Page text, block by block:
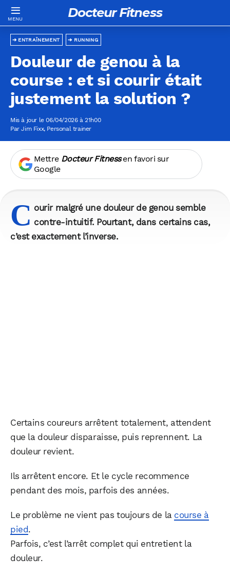
Docteur Fitness
RUNNING
ENTRAÎNEMENT
Douleur de genou à la
course : et si courir était
justement la solution ?
Mis à jour le 06/04/2026 à 21h00
ParJim Fixx, Personal trainer
Mettre Docteur Fitnessen favori sur
Google
C ourir malgré une douleur de genou semble
contre-intuitif. Pourtant, dans certains cas,
c’est exactement l’inverse.
Certains coureurs arrêtent totalement, attendent
que la douleur disparaisse, puis reprennent. La
douleur revient.
Ils arrêtent encore. Et le cycle recommence
pendant des mois, parfois des années.
Le problème ne vient pas toujours de la course à
pied.
Parfois, c’est l’arrêt complet qui entretient la
douleur.